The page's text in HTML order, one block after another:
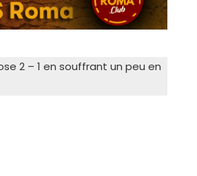
2 – 1 en souffrant un peu en